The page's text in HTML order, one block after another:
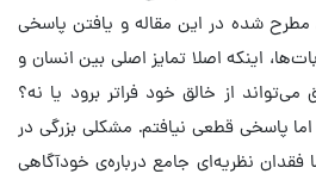
شده در این مقاله و یافتن پاسخی
اینکه اصلا تمایز اصلی بین انسان و
از خالق خود فراتر برود یا نه؟
اما پاسخی قطعی نیافتم. مشکلی بزرگی در
فقدان نظریه‌ای جامع درباره‌ی خودآگاهی